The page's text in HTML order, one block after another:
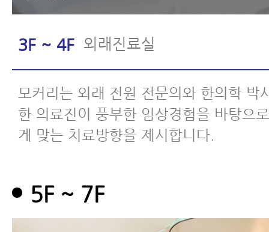
3F ~ 4F 외래진료실
모커리는 외래 전원 전문의와 한의학 박
한 의료진이 풍부한 임상경험을 바탕으
게 맞는 치료방향을 제시합니다.
5F ~ 7F